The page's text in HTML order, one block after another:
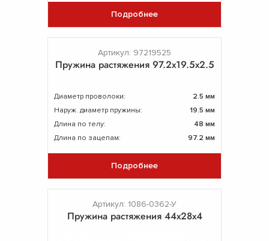
Подробнее
Артикул: 97219525
Пружина растяжения 97.2х19.5х2.5
Диаметр проволоки:
2.5 мм
Наруж. диаметр пружины:
19.5 мм
Длина по телу:
48 мм
Длина по зацепам:
97.2 мм
Подробнее
Артикул: 1086-0362-У
Пружина растяжения 44х28х4